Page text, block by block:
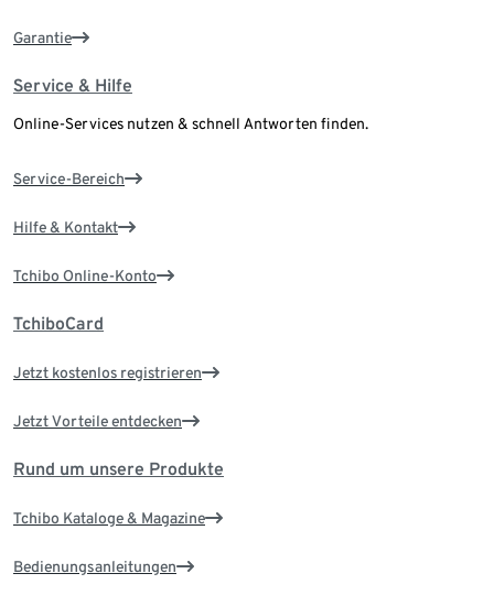
Garantie
Service & Hilfe
Online-Services nutzen & schnell Antworten finden.
Service-Bereich
Hilfe & Kontakt
Tchibo Online-Konto
TchiboCard
Jetzt kostenlos registrieren
Jetzt Vorteile entdecken
Rund um unsere Produkte
Tchibo Kataloge & Magazine
Bedienungsanleitungen